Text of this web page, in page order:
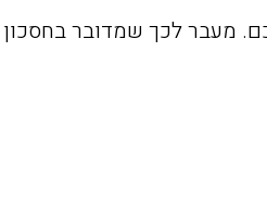
מעבר לכך שמדובר